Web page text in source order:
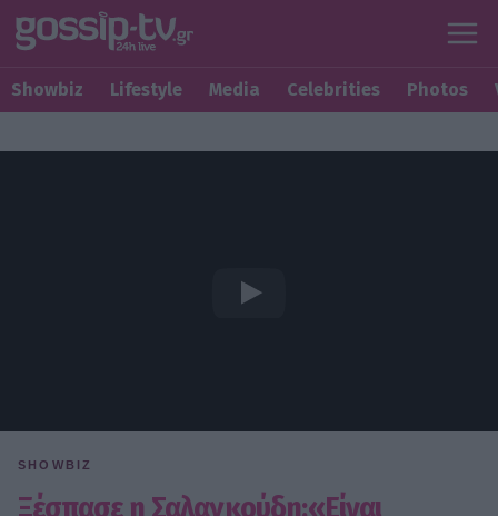
Showbiz Lifestyle Media Celebrities Photos
SHOWBIZ
Ξέσπασε η Σαλαγκούδη:«Είναι